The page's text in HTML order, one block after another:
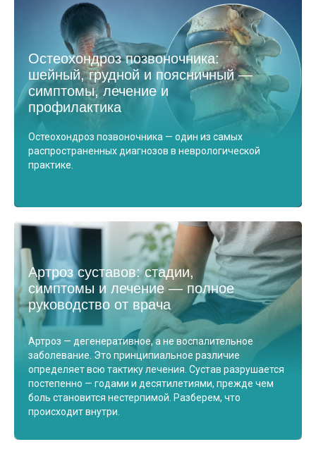
Остеохондроз позвоночника:
шейный, грудной и поясничный —
симптомы, лечение и
профилактика
Остеохондроз позвоночника — один из самых
распространенных диагнозов в неврологической
практике.
Артроз суставов: стадии,
симптомы и лечение — полное
руководство от врача
Артроз — дегенеративное, а не воспалительное
заболевание. Это принципиальное различие
определяет всю тактику лечения. Сустав разрушается
постепенно — годами и десятилетиями, прежде чем
боль становится нестерпимой. Разберем, что
происходит внутри.